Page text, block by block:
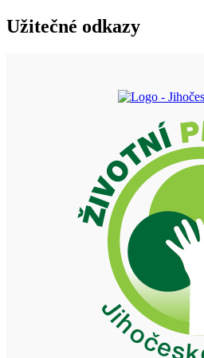
Užitečné odkazy